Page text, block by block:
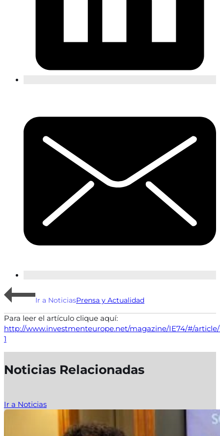
Ir a NoticiasPrensa y Actualidad
Para leer el artículo clique aquí:
http://www.investmenteurope.net/magazine/IE74/#/article/
1
Noticias Relacionadas
Ir a Noticias